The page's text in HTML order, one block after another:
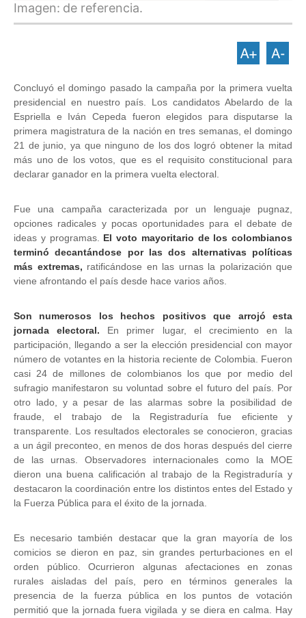
Imagen: de referencia.
Concluyó el domingo pasado la campaña por la primera vuelta
presidencial en nuestro país. Los candidatos Abelardo de la
Espriella e Iván Cepeda fueron elegidos para disputarse la
primera magistratura de la nación en tres semanas, el domingo
21 de junio, ya que ninguno de los dos logró obtener la mitad
más uno de los votos, que es el requisito constitucional para
declarar ganador en la primera vuelta electoral.
Fue una campaña caracterizada por un lenguaje pugnaz,
opciones radicales y pocas oportunidades para el debate de
ideas y programas. El voto mayoritario de los colombianos
terminó decantándose por las dos alternativas políticas
más extremas, ratificándose en las urnas la polarización que
viene afrontando el país desde hace varios años.
Son numerosos los hechos positivos que arrojó esta
jornada electoral. En primer lugar, el crecimiento en la
participación, llegando a ser la elección presidencial con mayor
número de votantes en la historia reciente de Colombia. Fueron
casi 24 de millones de colombianos los que por medio del
sufragio manifestaron su voluntad sobre el futuro del país. Por
otro lado, y a pesar de las alarmas sobre la posibilidad de
fraude, el trabajo de la Registraduría fue eficiente y
transparente. Los resultados electorales se conocieron, gracias
a un ágil preconteo, en menos de dos horas después del cierre
de las urnas. Observadores internacionales como la MOE
dieron una buena calificación al trabajo de la Registraduría y
destacaron la coordinación entre los distintos entes del Estado y
la Fuerza Pública para el éxito de la jornada.
Es necesario también destacar que la gran mayoría de los
comicios se dieron en paz, sin grandes perturbaciones en el
orden público. Ocurrieron algunas afectaciones en zonas
rurales aisladas del país, pero en términos generales la
presencia de la fuerza pública en los puntos de votación
permitió que la jornada fuera vigilada y se diera en calma. Hay